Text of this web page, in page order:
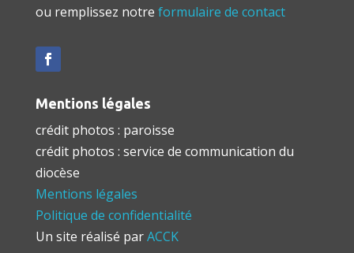
ou remplissez notre formulaire de contact
Mentions légales
crédit photos : paroisse
crédit photos : service de communication du
diocèse
Mentions légales
Politique de confidentialité
Un site réalisé parACCK